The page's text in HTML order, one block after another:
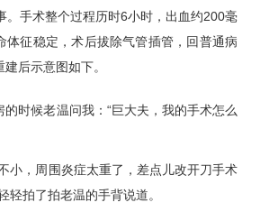
。手术整个过程历时6小时，出血约200毫
体征稳定，术后拔除气管插管，回普通病
后示意图如下。
时候老温问我：“巨大夫，我的手术怎么
，周围炎症太重了，差点儿改开刀手术
轻拍了拍老温的手背说道。